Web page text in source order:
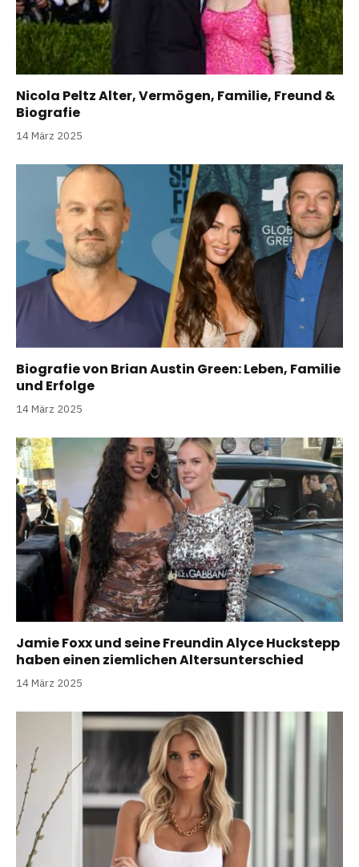
Nicola Peltz Alter, Vermögen, Familie, Freund &
Biografie
14 März 2025
Biografie von Brian Austin Green: Leben, Familie
und Erfolge
14 März 2025
Jamie Foxx und seine Freundin Alyce Huckstepp
haben einen ziemlichen Altersunterschied
14 März 2025